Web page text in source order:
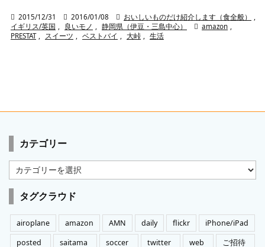
 2015/12/31  2016/01/08  おいしいものだけ紹介します（食全般）
イギリス/英国
良いモノ 静岡県（伊豆・三島中心）  amazon
PRESTAT
スイーツ ベストバイ 大峠 生活
カテゴリー
カ
テ
ゴ
リ
ー
タグクラウド
airoplane amazon AMN daily flickr
iPhone/iPad
posted
saitama soccer twitter web
ご招待